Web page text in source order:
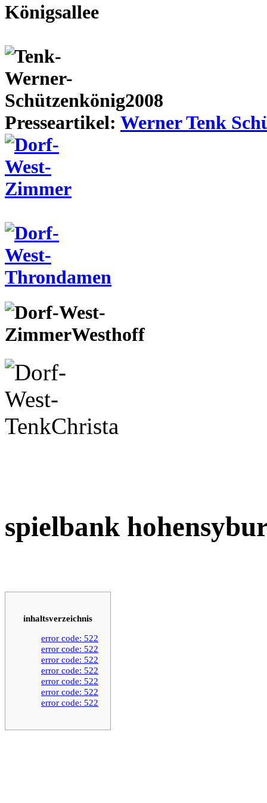
Presseartikel: Werner Tenk
spielbank
inhaltsverzeichnis
error code: 522
error code: 522
error code: 522
error code: 522
error code: 522
error code: 522
error code: 522